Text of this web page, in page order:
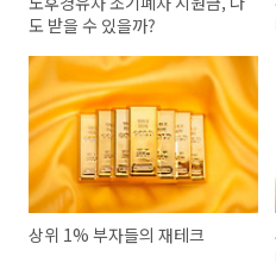
도 받을 수 있을까?
상위 1% 부자들의 재테크